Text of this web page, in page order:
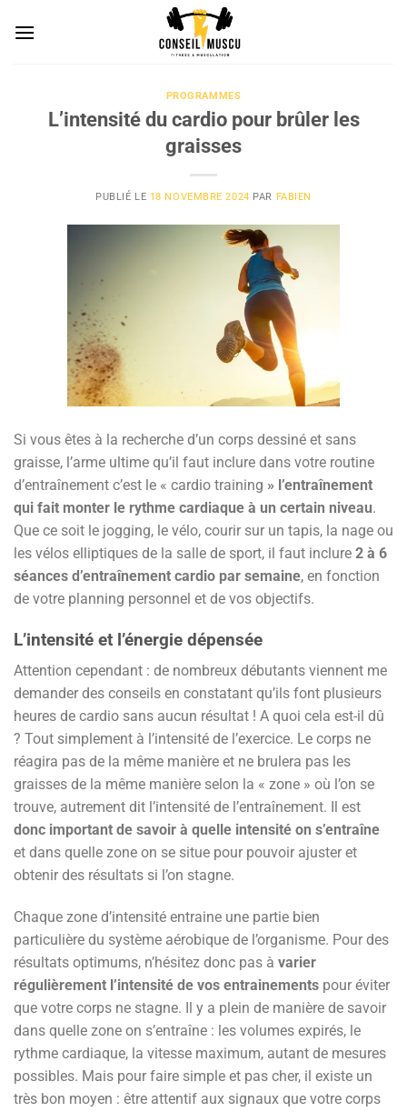
PROGRAMMES
L’intensité du cardio pour brûler les
graisses
PUBLIÉ LE 18 NOVEMBRE 2024 PAR FABIEN
Si vous êtes à la recherche d’un corps dessiné et sans
graisse, l’arme ultime qu’il faut inclure dans votre routine
d’entraînement c’est le « cardio training » l’entraînement
qui fait monter le rythme cardiaque à un certain niveau.
Que ce soit le jogging, le vélo, courir sur un tapis, la nage ou
les vélos elliptiques de la salle de sport, il faut inclure 2 à 6
séances d’entraînement cardio par semaine, en fonction
de votre planning personnel et de vos objectifs.
L’intensité et l’énergie dépensée
Attention cependant : de nombreux débutants viennent me
demander des conseils en constatant qu’ils font plusieurs
heures de cardio sans aucun résultat ! A quoi cela est-il dû
? Tout simplement à l’intensité de l’exercice. Le corps ne
réagira pas de la même manière et ne brulera pas les
graisses de la même manière selon la « zone » où l’on se
trouve, autrement dit l’intensité de l’entraînement. Il est
donc important de savoir à quelle intensité on s’entraîne
et dans quelle zone on se situe pour pouvoir ajuster et
obtenir des résultats si l’on stagne.
Chaque zone d’intensité entraine une partie bien
particulière du système aérobique de l’organisme. Pour des
résultats optimums, n’hésitez donc pas à varier
régulièrement l’intensité de vos entrainements pour éviter
que votre corps ne stagne. Il y a plein de manière de savoir
dans quelle zone on s’entraîne : les volumes expirés, le
rythme cardiaque, la vitesse maximum, autant de mesures
possibles. Mais pour faire simple et pas cher, il existe un
très bon moyen : être attentif aux signaux que votre corps